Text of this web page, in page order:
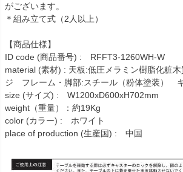
がございます。
＊組み立て式（2人以上）
【商品仕様】
ID code (商品番号) : RFFT3-1260WH-W
material (素材) : 天板:低圧メラミン樹脂化粧木
ジ フレーム・脚部:スチール（粉体塗装）
size (サイズ) : W1200xD600xH702mm
weight（重量）：約19Kg
color (カラー) : ホワイト
place of production (生産国) : 中国